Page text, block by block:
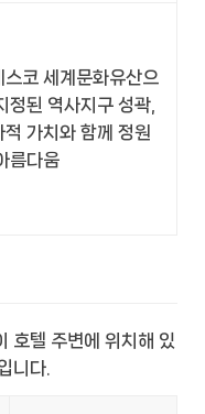
스코 세계문화유산으
정된 역사지구 성곽,
적 가치와 함께 정원
름다움
호텔 주변에 위치해 있
니다.